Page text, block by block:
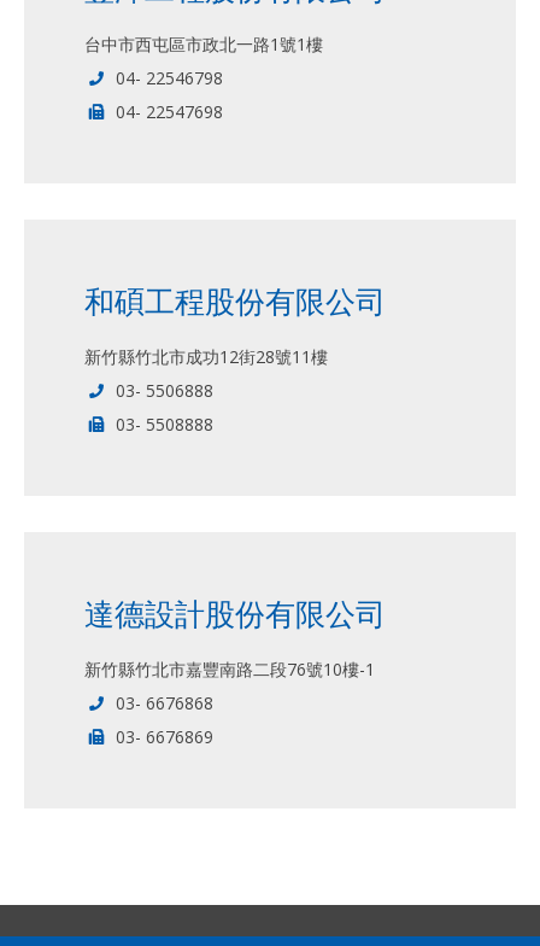
台中市西屯區市政北一路1號1樓
04- 22546798
04- 22547698
和碩工程股份有限公司
新竹縣竹北市成功12街28號11樓
03- 5506888
03- 5508888
達德設計股份有限公司
新竹縣竹北市嘉豐南路二段76號10樓-1
03- 6676868
03- 6676869